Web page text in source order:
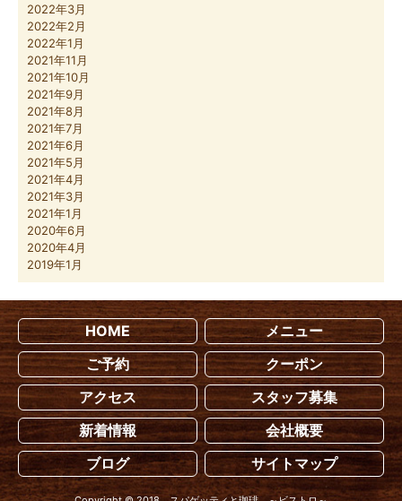
2022年3月
2022年2月
2022年1月
2021年11月
2021年10月
2021年9月
2021年8月
2021年7月
2021年6月
2021年5月
2021年4月
2021年3月
2021年1月
2020年6月
2020年4月
2019年1月
HOME
メニュー
ご予約
クーポン
アクセス
スタッフ募集
新着情報
会社概要
ブログ
サイトマップ